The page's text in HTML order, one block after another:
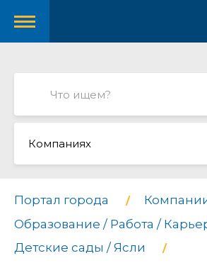
Компаниях
Портал города
Образование / Работа /
Детские сады / Ясли